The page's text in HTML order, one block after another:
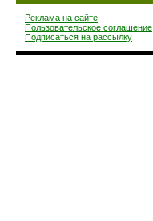
Реклама на сайте
Пользовательское соглашение
Подписаться на рассылку